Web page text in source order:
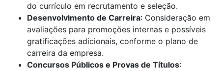
do currículo em recrutamento e seleção.
Desenvolvimento de Carreira: Consideração em
avaliações para promoções internas e possíveis
gratificações adicionais, conforme o plano de
carreira da empresa.
Concursos Públicos e Provas de Títulos: